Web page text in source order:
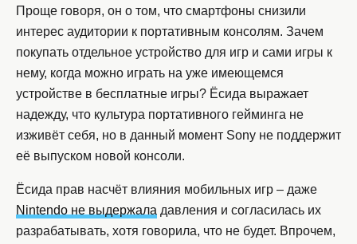
Проще говоря, он о том, что смартфоны снизили
интерес аудитории к портативным консолям. Зачем
покупать отдельное устройство для игр и сами игры к
нему, когда можно играть на уже имеющемся
устройстве в бесплатные игры? Ёсида выражает
надежду, что культура портативного гейминга не
изживёт себя, но в данный момент Sony не поддержит
её выпуском новой консоли.
Ёсида прав насчёт влияния мобильных игр – даже
Nintendo не выдержала давления и согласилась их
разрабатывать, хотя говорила, что не будет. Впрочем,